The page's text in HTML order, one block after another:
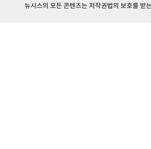
뉴시스의 모든 콘텐츠는 저작권법의 보호를